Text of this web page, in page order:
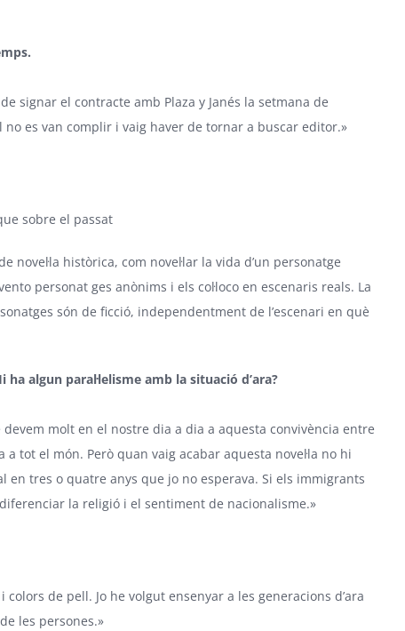
signar el contracte amb Plaza y Janés la setmana de
no es van complir i vaig haver de tornar a buscar editor.»
sobre el passat
novel·la històrica, com novel·lar la vida d’un personatge
personat ges anònims i els col·loco en escenaris reals. La
són de ficció, independentment de l’escenari en què
algun paral·lelisme amb la situació d’ara?
molt en el nostre dia a dia a aquesta convivència entre
tot el món. Però quan vaig acabar aquesta novel·la no hi
tres o quatre anys que jo no esperava. Si els immigrants
la religió i el sentiment de nacionalisme.»
de pell. Jo he volgut ensenyar a les generacions d’ara
les persones.»